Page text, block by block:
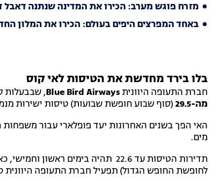
מזרח פוגש מערב: הכירו את המדינה שנתנה דאבל
באחד המפרצים היפים בעולם: הכירו את המלון
בלו בירד מחדשת את הטיסות לאי קוס
חברת התעופה היוונית Blue Bird Airways, שבבעלות
מה-29.5
(סוף שבוע חופשת שבועות) טיסות ישירות מנמל התעופה
האי הפך בשנים האחרונות יעד פופלארי עבור
מים.
לחופשת החופש הגדול) תפעיל חברת התעופה היוונית